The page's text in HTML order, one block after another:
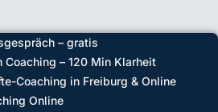
– gratis
Coaching – 120 Min Klarheit
Coaching in Freiburg & Online
Online